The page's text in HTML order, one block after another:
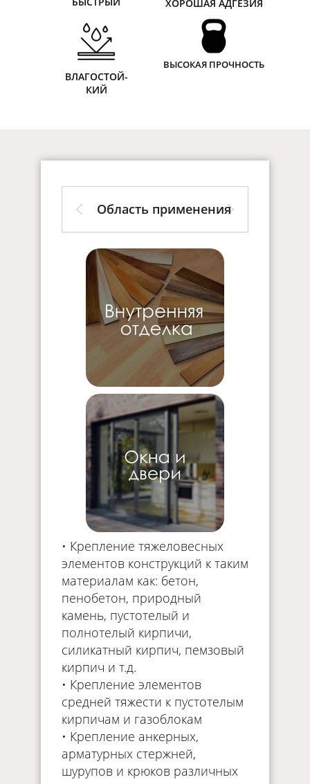
ХОРОШАЯ АДГЕЗИЯ
ВЛАГОСТОЙ-
КИЙ
ВЫСОКАЯ ПРОЧНОСТЬ
Область применения
• Крепление тяжеловесных
элементов конструкций к таким
материалам как: бетон,
пенобетон, природный
камень, пустотелый и
полнотелый кирпичи,
силикатный кирпич, пемзовый
кирпич и т.д.
• Крепление элементов
средней тяжести к пустотелым
кирпичам и газоблокам
• Крепление анкерных,
арматурных стержней,
шурупов и крюков различных